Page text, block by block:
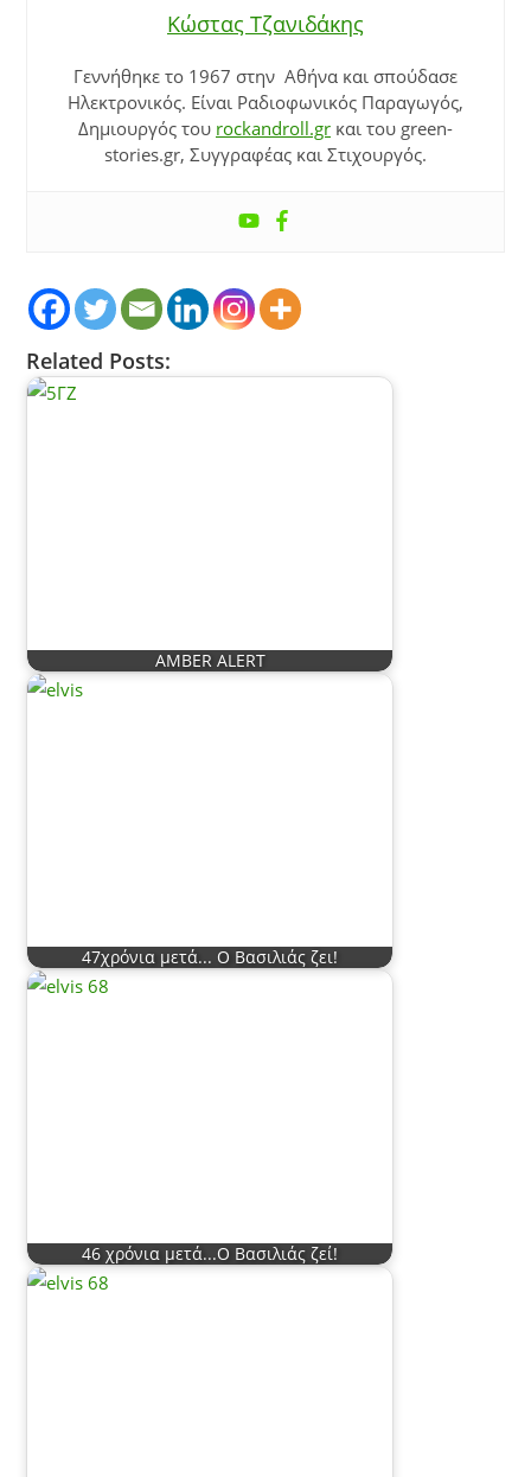
Κώστας Τζανιδάκης
Γεννήθηκε το 1967 στην Αθήνα και σπούδασε
Ηλεκτρονικός. Είναι Ραδιοφωνικός Παραγωγός,
Δημιουργός του rockandroll.gr και του green-
stories.gr, Συγγραφέας και Στιχουργός.
Related Posts:
AMBER ALERT
47χρόνια μετά... Ο Βασιλιάς ζει!
46 χρόνια μετά...Ο Βασιλιάς ζεί!